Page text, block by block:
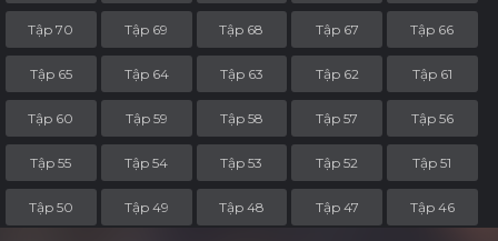
Tập 70 Tập 69 Tập 68 Tập 67 Tập 66
Tập 65 Tập 64 Tập 63 Tập 62 Tập 61
Tập 60 Tập 59 Tập 58 Tập 57 Tập 56
Tập 55 Tập 54 Tập 53 Tập 52 Tập 51
Tập 50 Tập 49 Tập 48 Tập 47 Tập 46